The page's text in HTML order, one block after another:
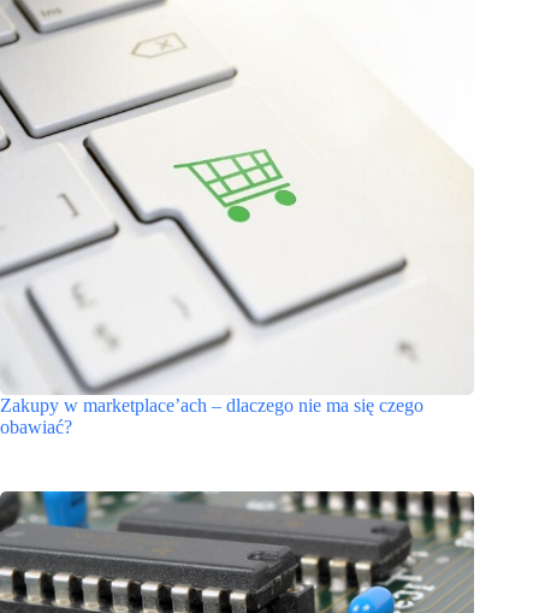
Zakupy w marketplace’ach – dlaczego nie ma się czego
obawiać?